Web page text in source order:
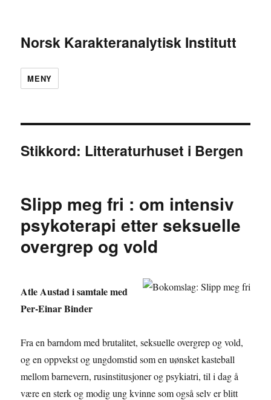
Norsk Karakteranalytisk Institutt
MENY
Stikkord: Litteraturhuset i Bergen
Slipp meg fri : om intensiv
psykoterapi etter seksuelle
overgrep og vold
Atle Austad i samtale med
Per-Einar Binder
Fra en barndom med brutalitet, seksuelle overgrep og vold,
og en oppvekst og ungdomstid som en uønsket kasteball
mellom barnevern, rusinstitusjoner og psykiatri, til i dag å
være en sterk og modig ung kvinne som også selv er blitt